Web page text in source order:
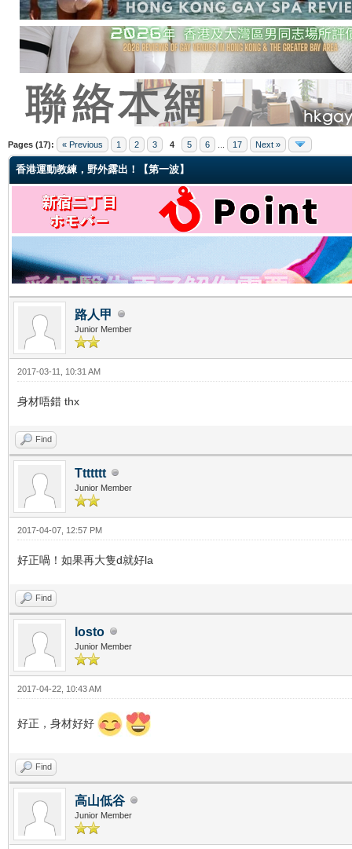
Pages (17): « Previous 1 2 3 4 5 6 17 Next »
香港運動教練，野外露出！【第一波】
路人甲
Junior Member
2017-03-11, 10:31 AM
身材唔錯 thx
Find
Ttttttt
Junior Member
2017-04-07, 12:57 PM
好正喎！如果再大隻d就好la
Find
losto
Junior Member
2017-04-22, 10:43 AM
好正，身材好好
Find
高山低谷
Junior Member